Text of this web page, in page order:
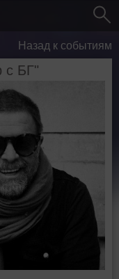
Назад к событиям
с БГ"